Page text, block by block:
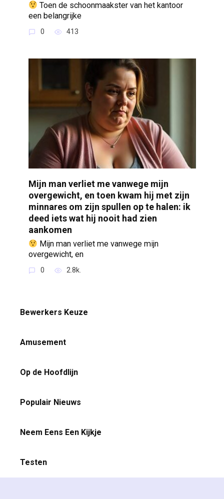
Toen de schoonmaakster van het kantoor
een belangrijke
0 413
Mijn man verliet me vanwege mijn
overgewicht, en toen kwam hij met zijn
minnares om zijn spullen op te halen: ik
deed iets wat hij nooit had zien
aankomen
Mijn man verliet me vanwege mijn
overgewicht, en
0 2.8k.
Bewerkers Keuze
Amusement
Op de Hoofdlijn
Populair Nieuws
Neem Eens Een Kijkje
Testen